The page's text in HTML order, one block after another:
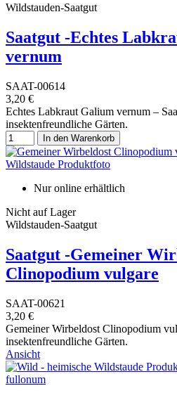
Wildstauden-Saatgut
Saatgut -Echtes
vernum
SAAT-00614
3,20 €
Echtes Labkraut Galium vernum –
insektenfreundliche Gärten.
In den Warenkorb
Nur online erhältlich
Nicht auf Lager
Wildstauden-Saatgut
Saatgut -Gemeiner
Clinopodium vulgare
SAAT-00621
3,20 €
Gemeiner Wirbeldost Clinopodium
insektenfreundliche Gärten.
Ansicht